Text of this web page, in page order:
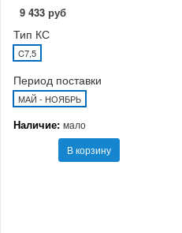
9 433 руб
Тип КС
C7,5
Период поставки
МАЙ - НОЯБРЬ
Наличие: мало
В корзину